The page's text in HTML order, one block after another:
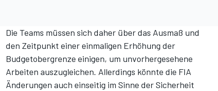
Die Teams müssen sich daher über das Ausmaß und
den Zeitpunkt einer einmaligen Erhöhung der
Budgetobergrenze einigen, um unvorhergesehene
Arbeiten auszugleichen. Allerdings könnte die FIA
Änderungen auch einseitig im Sinne der Sicherheit